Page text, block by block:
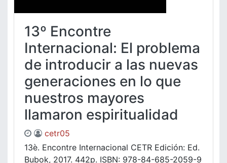
13º Encontre
Internacional: El problema
de introducir a las nuevas
generaciones en lo que
nuestros mayores
llamaron espiritualidad
cetr05
13è. Encontre Internacional CETR Edición: Ed.
Bubok, 2017. 442p. ISBN: 978-84-685-2059-9